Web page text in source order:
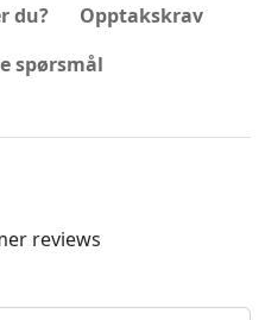
du?
Opptakskrav
spørsmål
reviews